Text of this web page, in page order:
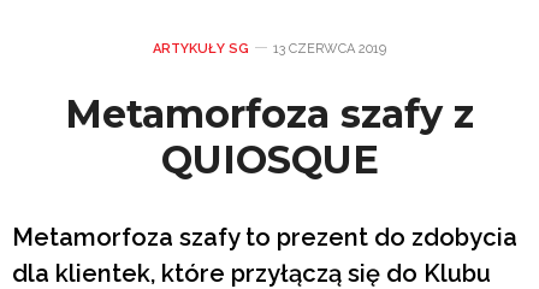
ARTYKUŁY SG 13 CZERWCA 2019
Metamorfoza szafy z
QUIOSQUE
Metamorfoza szafy to prezent do zdobycia
dla klientek, które przyłączą się do Klubu